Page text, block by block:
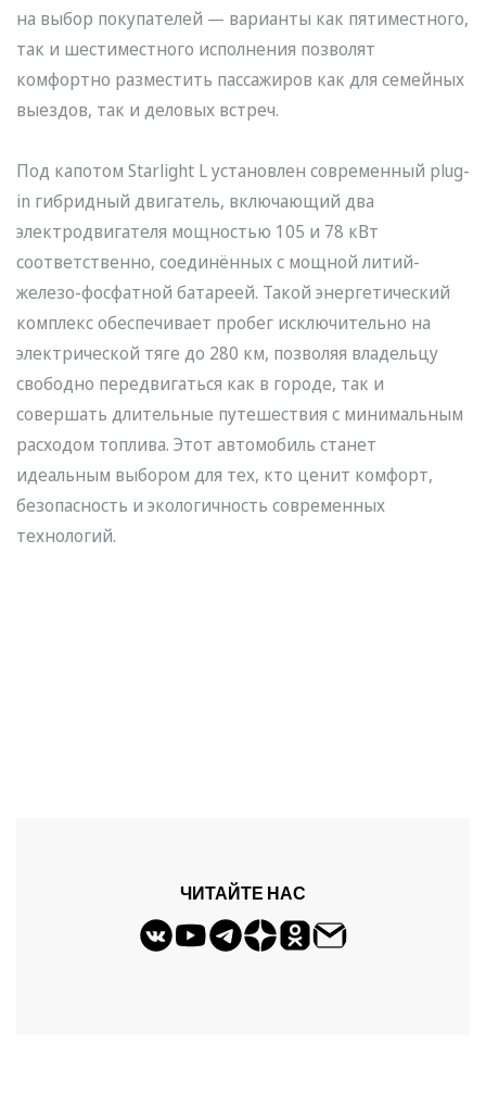
на выбор покупателей — варианты как пятиместного,
так и шестиместного исполнения позволят
комфортно разместить пассажиров как для семейных
выездов, так и деловых встреч.
Под капотом Starlight L установлен современный plug-
in гибридный двигатель, включающий два
электродвигателя мощностью 105 и 78 кВт
соответственно, соединённых с мощной литий-
железо-фосфатной батареей. Такой энергетический
комплекс обеспечивает пробег исключительно на
электрической тяге до 280 км, позволяя владельцу
свободно передвигаться как в городе, так и
совершать длительные путешествия с минимальным
расходом топлива. Этот автомобиль станет
идеальным выбором для тех, кто ценит комфорт,
безопасность и экологичность современных
технологий.
ЧИТАЙТЕ НАС